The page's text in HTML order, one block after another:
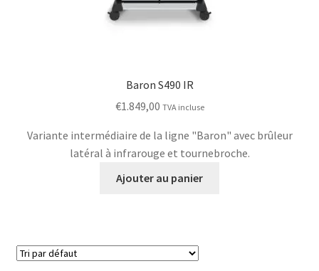
Baron S490 IR
€1.849,00 TVA incluse
Variante intermédiaire de la ligne "Baron" avec brûleur
latéral à infrarouge et tournebroche.
Ajouter au panier